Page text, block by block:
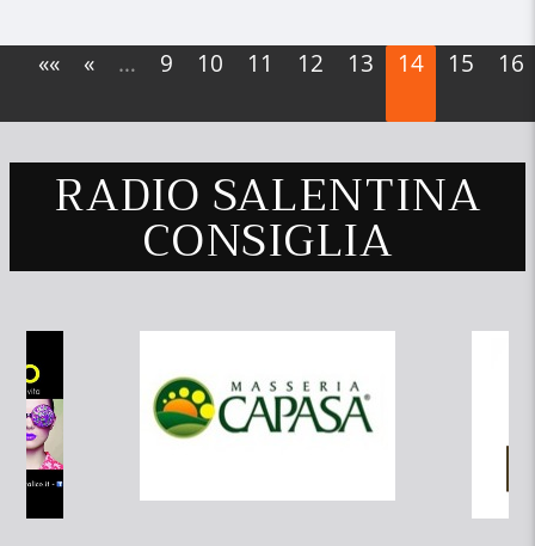
«« « … 9 10 11 12 13 14 15 16
RADIO SALENTINA
CONSIGLIA